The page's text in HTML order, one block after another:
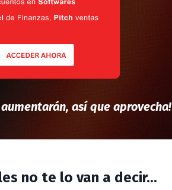
así que aprovecha!
no te lo van a decir...